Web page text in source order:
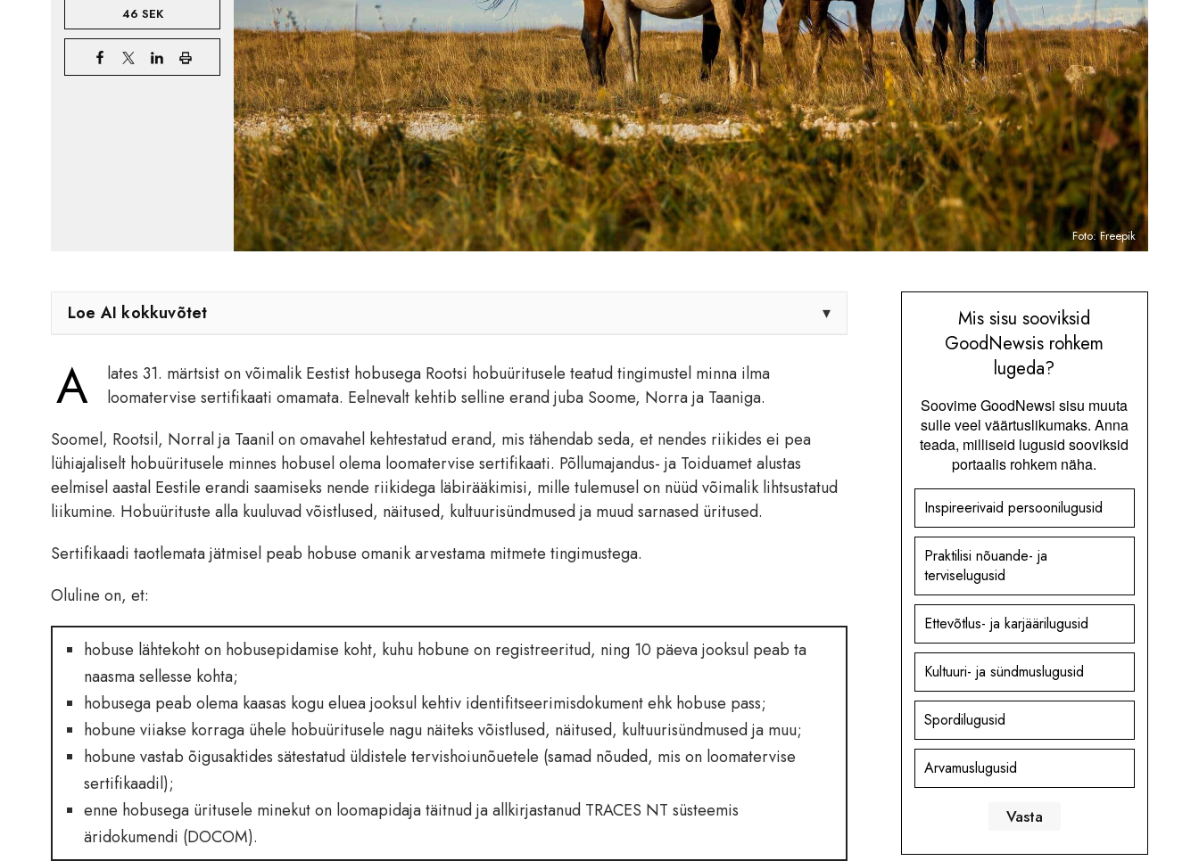
46 SEK
Foto: Freepik
Loe AI kokkuvõtet ▾
A
lates 31. märtsist on võimalik Eestist hobusega Rootsi hobuüritusele teatud tingimustel minna ilma
loomatervise sertifikaati omamata. Eelnevalt kehtib selline erand juba Soome, Norra ja Taaniga.
Soomel, Rootsil, Norral ja Taanil on omavahel kehtestatud erand, mis tähendab seda, et nendes riikides ei pea
lühiajaliselt hobuüritusele minnes hobusel olema loomatervise sertifikaati. Põllumajandus- ja Toiduamet alustas
eelmisel aastal Eestile erandi saamiseks nende riikidega läbirääkimisi, mille tulemusel on nüüd võimalik lihtsustatud
liikumine. Hobuürituste alla kuuluvad võistlused, näitused, kultuurisündmused ja muud sarnased üritused.
Sertifikaadi taotlemata jätmisel peab hobuse omanik arvestama mitmete tingimustega.
Oluline on, et:
hobuse lähtekoht on hobusepidamise koht, kuhu hobune on registreeritud, ning 10 päeva jooksul peab ta
naasma sellesse kohta;
hobusega peab olema kaasas kogu eluea jooksul kehtiv identifitseerimisdokument ehk hobuse pass;
hobune viiakse korraga ühele hobuüritusele nagu näiteks võistlused, näitused, kultuurisündmused ja muu;
hobune vastab õigusaktides sätestatud üldistele tervishoiunõuetele (samad nõuded, mis on loomatervise
sertifikaadil);
enne hobusega üritusele minekut on loomapidaja täitnud ja allkirjastanud TRACES NT süsteemis
äridokumendi (DOCOM).
Mis sisu sooviksid
GoodNewsis rohkem
lugeda?
Soovime GoodNewsi sisu muuta
sulle veel väärtuslikumaks. Anna
teada, milliseid lugusid sooviksid
portaalis rohkem näha.
Inspireerivaid persoonilugusid
Praktilisi nõuande- ja
terviselugusid
Ettevõtlus- ja karjäärilugusid
Kultuuri- ja sündmuslugusid
Spordilugusid
Arvamuslugusid